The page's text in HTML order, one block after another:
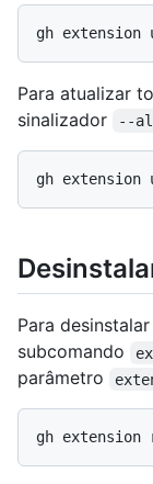
Para atualizar
sinalizador
--
Para
subcomando
parâmetro